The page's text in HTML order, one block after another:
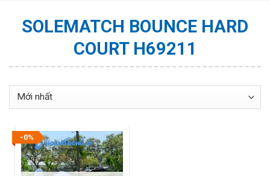
SOLEMATCH BOUNCE HARD
COURT H69211
-0%